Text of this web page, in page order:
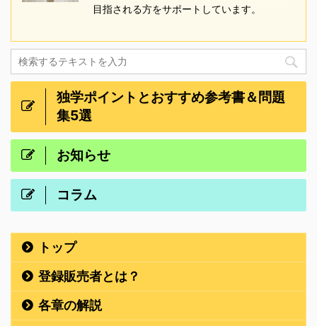
目指される方をサポートしています。
独学ポイントとおすすめ参考書＆問題
集5選
お知らせ
コラム
トップ
登録販売者とは？
各章の解説